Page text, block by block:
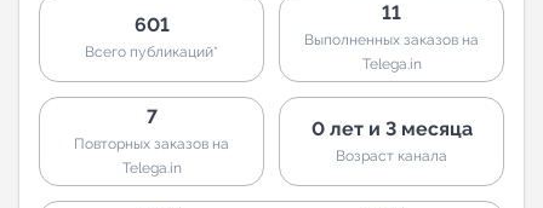
601
Всего публикаций*
11
Выполненных заказов на
Telega.in
7
Повторных заказов на
Telega.in
0 лет и 3 месяца
Возраст канала